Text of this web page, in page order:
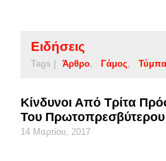
Ειδήσεις
Tags | Άρθρο Γάμος
Κίνδυνοι Από Τρίτα
Του
14 Μαρτίου, 2017